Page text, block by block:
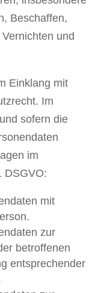
Beschaffen,
und
Einklang mit
Im
sofern die
im
DSGVO:
mit
zur
betroffenen
entsprechender